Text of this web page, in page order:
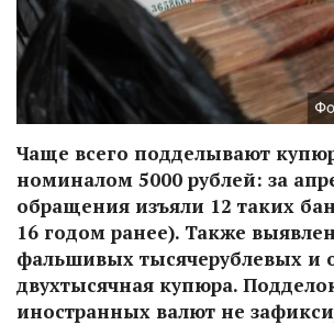
Чаще всего подделывают
номиналом 5000 рублей: за
обращения изъяли 12 таких
16 годом ранее). Также
фальшивых тысячерублевых и
двухтысячная купюра.
иностранных валют не